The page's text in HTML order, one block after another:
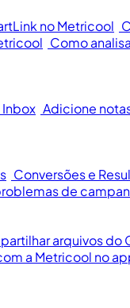
no Metricool
Como
Adicione
Conversões e
de
arquivos do
a Metricool no